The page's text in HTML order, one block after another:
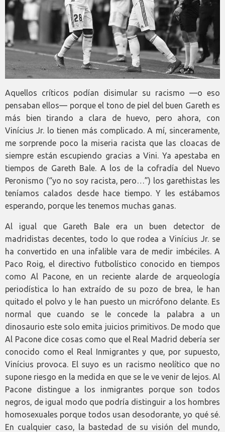
Aquellos críticos podían disimular su racismo —o eso
pensaban ellos— porque el tono de piel del buen Gareth es
más bien tirando a clara de huevo, pero ahora, con
Vinícius Jr. lo tienen más complicado. A mí, sinceramente,
me sorprende poco la miseria racista que las cloacas de
siempre están escupiendo gracias a Vini. Ya apestaba en
tiempos de Gareth Bale. A los de la cofradía del Nuevo
Peronismo (“yo no soy racista, pero…”) los garethistas les
teníamos calados desde hace tiempo. Y les estábamos
esperando, porque les tenemos muchas ganas.
Al igual que Gareth Bale era un buen detector de
madridistas decentes, todo lo que rodea a Vinícius Jr. se
ha convertido en una infalible vara de medir imbéciles. A
Paco Roig, el directivo futbolístico conocido en tiempos
como Al Pacone, en un reciente alarde de arqueología
periodística lo han extraído de su pozo de brea, le han
quitado el polvo y le han puesto un micrófono delante. Es
normal que cuando se le concede la palabra a un
dinosaurio este solo emita juicios primitivos. De modo que
Al Pacone dice cosas como que el Real Madrid debería ser
conocido como el Real Inmigrantes y que, por supuesto,
Vinícius provoca. El suyo es un racismo neolítico que no
supone riesgo en la medida en que se le ve venir de lejos. Al
Pacone distingue a los inmigrantes porque son todos
negros, de igual modo que podría distinguir a los hombres
homosexuales porque todos usan desodorante, yo qué sé.
En cualquier caso, la bastedad de su visión del mundo,